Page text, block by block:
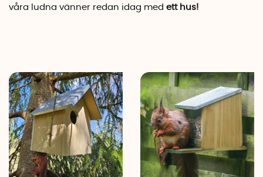
våra ludna vänner redan idag med ett hus!